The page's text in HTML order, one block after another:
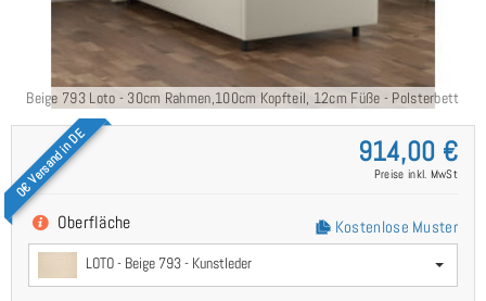
Beige 793 Loto - 30cm Rahmen,100cm Kopfteil, 12cm Füße - Polsterbett
0€ Versand in DE 914,00 €
Preise inkl. MwSt
Oberfläche Kostenlose Muster
LOTO - Beige 793 - Kunstleder